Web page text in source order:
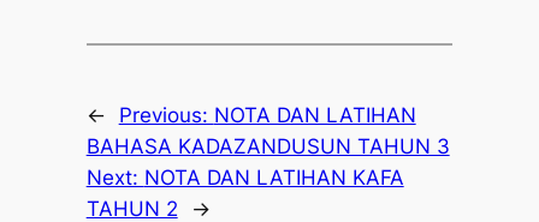
← Previous: NOTA DAN LATIHAN
BAHASA KADAZANDUSUN TAHUN 3
Next: NOTA DAN LATIHAN KAFA
TAHUN 2
→